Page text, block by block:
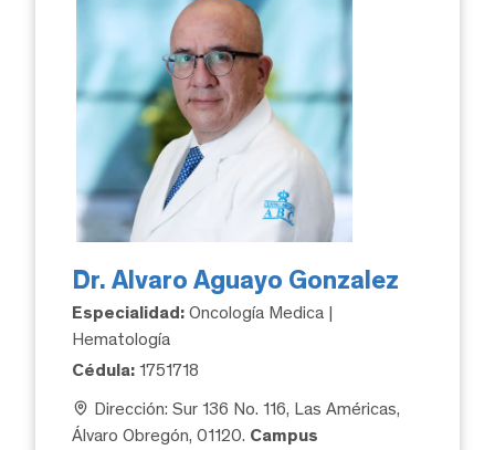
Dr. Alvaro Aguayo Gonzalez
Especialidad: Oncología Medica |
Hematología
Cédula: 1751718
Dirección: Sur 136 No. 116, Las Américas,
Álvaro Obregón, 01120. Campus